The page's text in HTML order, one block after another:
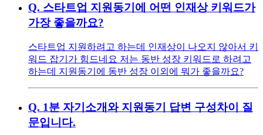
Q. 스타트업 지원동기에 어떤 인재상 키워드가
가장 좋을까요?
스타트업 지원하려고 하는데 인재상이 나오지 않아서 키
워드 잡기가 힘드네요 저는 동반 성장 키워드로 하려고
하는데 지원동기에 동반 성장 이외에 뭐가 좋을까요?
Q. 1분 자기소개와 지원동기 답변 구성차이 질
문입니다.